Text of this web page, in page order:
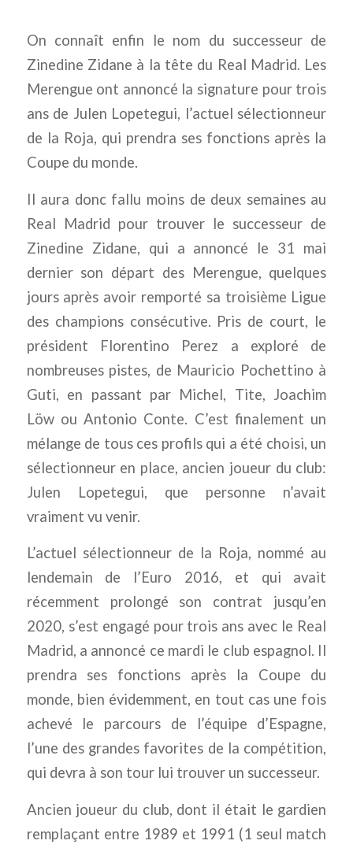
On connaît enfin le nom du successeur de
Zinedine Zidane à la tête du Real Madrid. Les
Merengue ont annoncé la signature pour trois
ans de Julen Lopetegui, l’actuel sélectionneur
de la Roja, qui prendra ses fonctions après la
Coupe du monde.
Il aura donc fallu moins de deux semaines au
Real Madrid pour trouver le successeur de
Zinedine Zidane, qui a annoncé le 31 mai
dernier son départ des Merengue, quelques
jours après avoir remporté sa troisième Ligue
des champions consécutive. Pris de court, le
président Florentino Perez a exploré de
nombreuses pistes, de Mauricio Pochettino à
Guti, en passant par Michel, Tite, Joachim
Löw ou Antonio Conte. C’est finalement un
mélange de tous ces profils qui a été choisi, un
sélectionneur en place, ancien joueur du club:
Julen Lopetegui, que personne n’avait
vraiment vu venir.
L’actuel sélectionneur de la Roja, nommé au
lendemain de l’Euro 2016, et qui avait
récemment prolongé son contrat jusqu’en
2020, s’est engagé pour trois ans avec le Real
Madrid, a annoncé ce mardi le club espagnol. Il
prendra ses fonctions après la Coupe du
monde, bien évidemment, en tout cas une fois
achevé le parcours de l’équipe d’Espagne,
l’une des grandes favorites de la compétition,
qui devra à son tour lui trouver un successeur.
Ancien joueur du club, dont il était le gardien
remplaçant entre 1989 et 1991 (1 seul match